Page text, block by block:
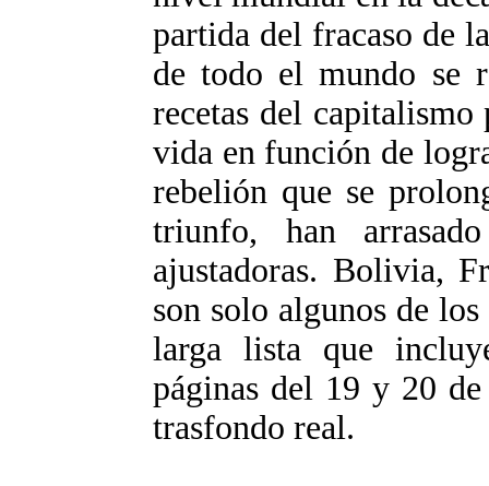
partida del fracaso de
de todo el mundo se
recetas del
vida en función de
rebelión que se
triunfo, han
ajustadoras. Bolivia,
son solo algunos de
larga lista que
páginas del 19 y 20
trasfondo real.